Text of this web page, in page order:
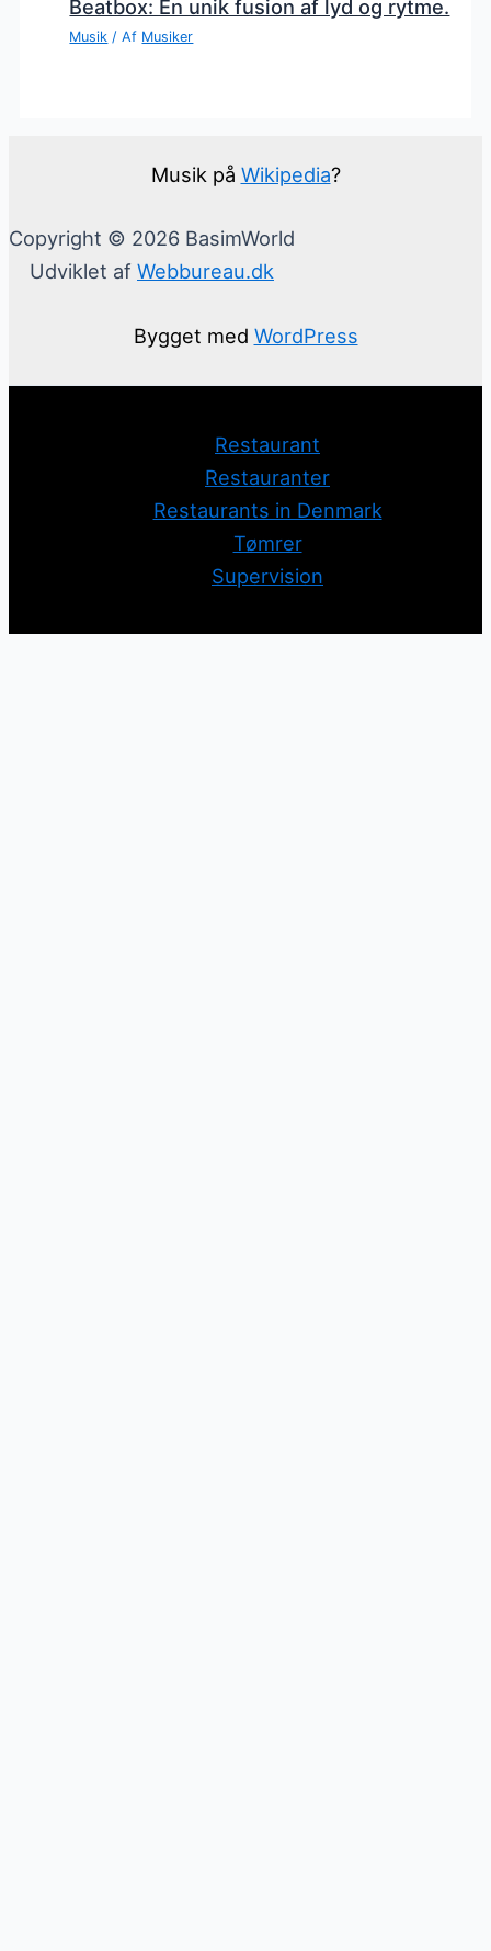
Beatbox: En unik fusion af lyd og rytme.
Musik / Af Musiker
Musik på Wikipedia?
Copyright © 2026 BasimWorld
Udviklet af Webbureau.dk
Bygget med WordPress
Restaurant
Restauranter
Restaurants in Denmark
Tømrer
Supervision